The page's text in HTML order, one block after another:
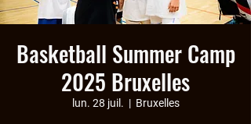
Basketball Summer Camp
2025 Bruxelles
lun. 28 juil.
  |
Bruxelles